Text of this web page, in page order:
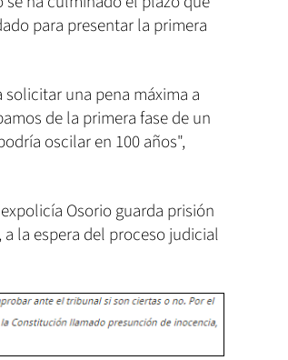
para presentar la primera
una pena máxima a
de la primera fase de un
oscilar en 100 años",
Osorio guarda prisión
la espera del proceso judicial